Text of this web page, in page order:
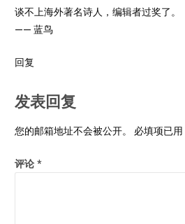
谈不上海外著名诗人，编辑者过奖了。
—— 蓝鸟
回复
发表回复
您的邮箱地址不会被公开。 必填项已用
评论 *